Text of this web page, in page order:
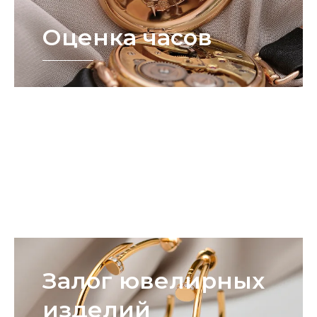
Оценка часов
Залог ювелирных
изделий